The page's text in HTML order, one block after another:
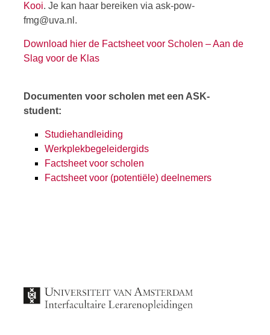
Kooi. Je kan haar bereiken via ask-pow-
fmg@uva.nl.
Download hier de Factsheet voor Scholen – Aan de
Slag voor de Klas
Documenten voor scholen met een ASK-
student:
Studiehandleiding
Werkplekbegeleidergids
Factsheet voor scholen
Factsheet voor (potentiële) deelnemers